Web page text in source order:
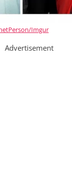
Imgur
Advertisement